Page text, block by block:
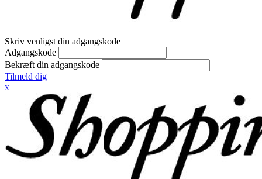
Skriv venligst din adgangskode
Adgangskode
Bekræft din adgangskode
Tilmeld dig
x